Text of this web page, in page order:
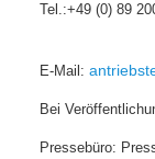
Tel.:+49 (0) 89
E-Mail:
Bei
Pressebüro: